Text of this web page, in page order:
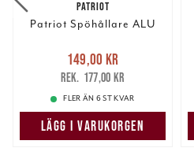
PATRIOT
Patriot Spöhållare ALU
Nuvarande pris
149,00 krTidigare pris
177,00 kr
149,00 kr
177,00 kr
FLER ÄN 6 ST KVAR
LÄGG I VARUKORGEN